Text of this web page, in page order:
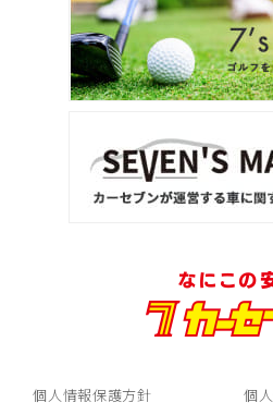
個人情報保護方針 個